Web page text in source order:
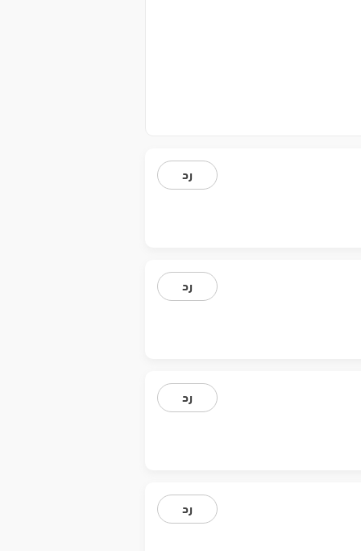
رد
رد
رد
رد